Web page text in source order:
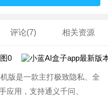
评论(7) 相关资源
版是一款主打极致隐私、全
应用，支持通义千问、